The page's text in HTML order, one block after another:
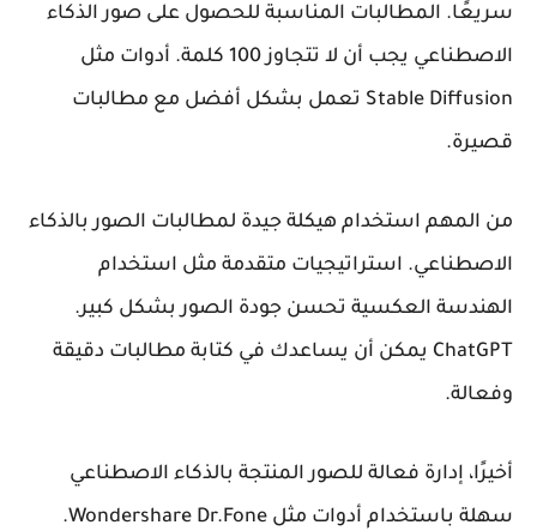
سريعًا. المطالبات المناسبة للحصول على صور الذكاء
الاصطناعي يجب أن لا تتجاوز 100 كلمة. أدوات مثل
Stable Diffusion تعمل بشكل أفضل مع مطالبات
قصيرة.
من المهم استخدام هيكلة جيدة لمطالبات الصور بالذكاء
الاصطناعي. استراتيجيات متقدمة مثل استخدام
الهندسة العكسية تحسن جودة الصور بشكل كبير.
ChatGPT يمكن أن يساعدك في كتابة مطالبات دقيقة
وفعالة.
أخيرًا، إدارة فعالة للصور المنتجة بالذكاء الاصطناعي
سهلة باستخدام أدوات مثل Wondershare Dr.Fone
.